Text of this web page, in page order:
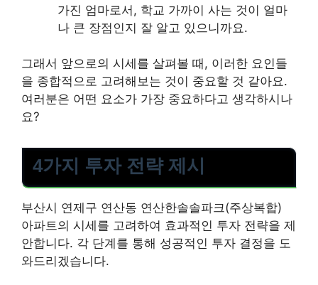
가진 엄마로서, 학교 가까이 사는 것이 얼마
나 큰 장점인지 잘 알고 있으니까요.
그래서 앞으로의 시세를 살펴볼 때, 이러한 요인들
을 종합적으로 고려해보는 것이 중요할 것 같아요.
여러분은 어떤 요소가 가장 중요하다고 생각하시나
요?
4가지 투자 전략 제시
부산시 연제구 연산동 연산한솔솔파크(주상복합)
아파트의 시세를 고려하여 효과적인 투자 전략을 제
안합니다. 각 단계를 통해 성공적인 투자 결정을 도
와드리겠습니다.